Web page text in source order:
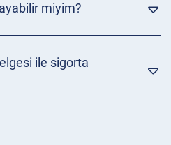
miyim?
ile sigorta